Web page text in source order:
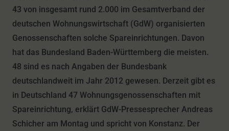
43 von insgesamt rund 2.000 im Gesamtverband der
deutschen Wohnungswirtschaft (GdW) organisierten
Genossenschaften solche Spareinrichtungen. Davon
hat das Bundesland Baden-Württemberg die meisten.
48 sind es nach Angaben der Bundesbank
deutschlandweit im Jahr 2012 gewesen. Derzeit gibt es
in Deutschland 47 Wohnungsgenossenschaften mit
Spareinrichtung, erklärt GdW-Pressesprecher Andreas
Schicher am Montag und spricht von Konstanz. Der